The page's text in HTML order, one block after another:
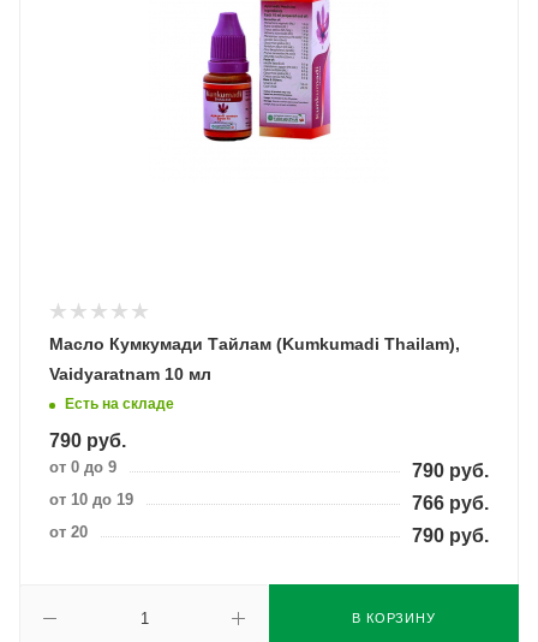
Масло Кумкумади Тайлам (Kumkumadi Thailam),
Vaidyaratnam 10 мл
Есть на складе
790 руб.
от 0 до 9 790 руб.
от 10 до 19 766 руб.
от 20 790 руб.
В КОРЗИНУ